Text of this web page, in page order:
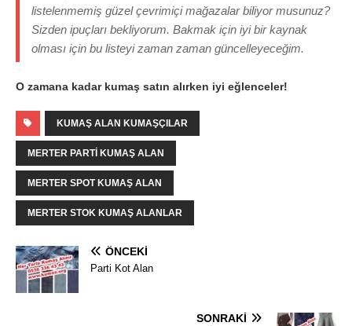
listelenmemiş güzel çevrimiçi mağazalar biliyor musunuz?
Sizden ipuçları bekliyorum. Bakmak için iyi bir kaynak
olması için bu listeyi zaman zaman güncelleyeceğim.
O zamana kadar kumaş satın alırken iyi eğlenceler!
KUMAŞ ALAN KUMAŞÇILAR
MERTER PARTI KUMAŞ ALAN
MERTER SPOT KUMAŞ ALAN
MERTER STOK KUMAŞ ALANLAR
ÖNCEKI
Parti Kot Alan
SONRAKI